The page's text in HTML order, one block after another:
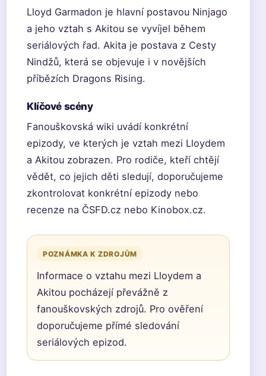
Lloyd Garmadon je hlavní postavou Ninjago
a jeho vztah s Akitou se vyvíjel během
seriálových řad. Akita je postava z Cesty
Nindžů, která se objevuje i v novějších
příbězích Dragons Rising.
Klíčové scény
Fanouškovská wiki uvádí konkrétní
epizody, ve kterých je vztah mezi Lloydem
a Akitou zobrazen. Pro rodiče, kteří chtějí
vědět, co jejich děti sledují, doporučujeme
zkontrolovat konkrétní epizody nebo
recenze na ČSFD.cz nebo Kinobox.cz.
POZNÁMKA K ZDROJŮM
Informace o vztahu mezi Lloydem a
Akitou pocházejí převážně z
fanouškovských zdrojů. Pro ověření
doporučujeme přímé sledování
seriálových epizod.